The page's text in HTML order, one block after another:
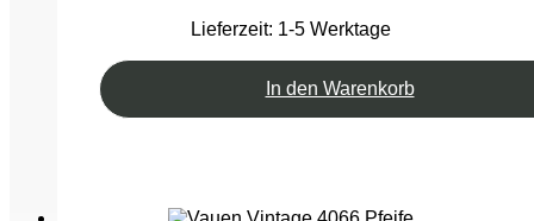
Lieferzeit: 1-5 Werktage
In den Warenkorb